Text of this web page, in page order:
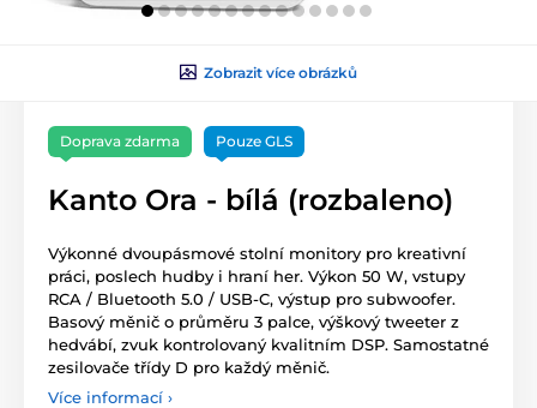
Zobrazit více obrázků
Doprava zdarma Pouze GLS
Kanto Ora - bílá (rozbaleno)
Výkonné dvoupásmové stolní monitory pro kreativní
práci, poslech hudby i hraní her. Výkon 50 W, vstupy
RCA / Bluetooth 5.0 / USB-C, výstup pro subwoofer.
Basový měnič o průměru 3 palce, výškový tweeter z
hedvábí, zvuk kontrolovaný kvalitním DSP. Samostatné
zesilovače třídy D pro každý měnič.
Více informací ›